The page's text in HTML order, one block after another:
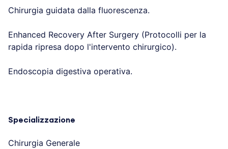
Chirurgia guidata dalla fluorescenza.
Enhanced Recovery After Surgery (Protocolli per la
rapida ripresa dopo l'intervento chirurgico).
Endoscopia digestiva operativa.
Specializzazione
Chirurgia Generale